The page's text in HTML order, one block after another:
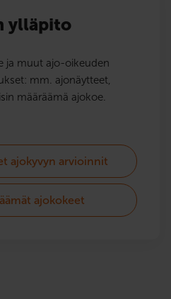
ylläpito
ja muut ajo-oikeuden
mm. ajonäytteet,
määräämä ajokoe.
ajokyvyn arvioinnit
ajokokeet